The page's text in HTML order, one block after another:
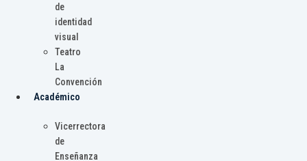
de
identidad
visual
Teatro
La
Convención
Académico
Vicerrectora
de
Enseñanza